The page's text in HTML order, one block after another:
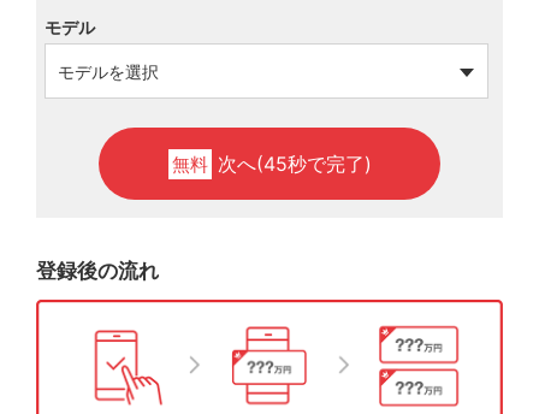
モデル
無料 次へ(45秒で完了)
登録後の流れ